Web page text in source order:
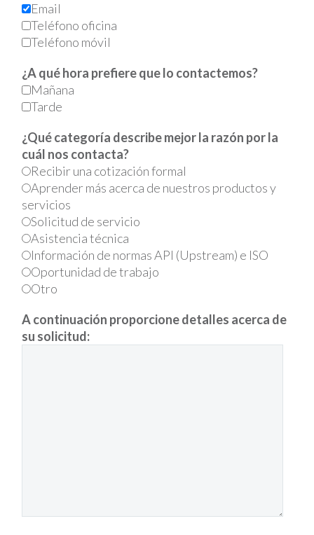
Email
Teléfono oficina
Teléfono móvil
¿A qué hora prefiere que lo contactemos?
Mañana
Tarde
¿Qué categoría describe mejor la razón por la
cuál nos contacta?
Recibir una cotización formal
Aprender más acerca de nuestros productos y
servicios
Solicitud de servicio
Asistencia técnica
Información de normas API (Upstream) e ISO
Oportunidad de trabajo
Otro
A continuación proporcione detalles acerca de
su solicitud: